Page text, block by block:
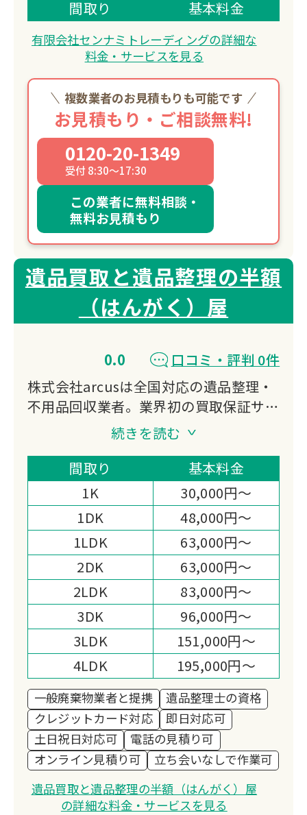
き家整理、閉店在庫買取まで幅広く対応
し、他店に負けない価格で買取。
建設業者・解体業者との連携も実績豊富
間取り 基本料金
有限会社センナミトレーディングの詳細な
料金・サービスを見る
複数業者のお見積もりも可能です
お見積もり・ご相談無料!
0120-20-1349
受付 8:30～17:30
この業者に無料相談・
無料お見積もり
遺品買取と遺品整理の半額
（はんがく）屋
0.0
口コミ・評判 0件
株式会社arcusは全国対応の遺品整理・
不用品回収業者。業界初の買取保証サー
ビスで、見積時の買取額を必ず保証。引
越・買取・整理・処分をワンストップで
提供し、立ち会い不要のレポート対応も
可能。経費削減により他社見積の半額で
対応する独自システムを採用。
続きを読む
間取り
基本料金
1K
30,000円～
1DK
48,000円～
1LDK
63,000円～
2DK
63,000円～
2LDK
83,000円～
3DK
96,000円～
3LDK
151,000円～
4LDK
195,000円～
一般廃棄物業者と提携
遺品整理士の資格
クレジットカード対応
即日対応可
土日祝日対応可
電話の見積り可
オンライン見積り可
立ち会いなしで作業可
遺品買取と遺品整理の半額（はんがく）屋
の詳細な料金・サービスを見る